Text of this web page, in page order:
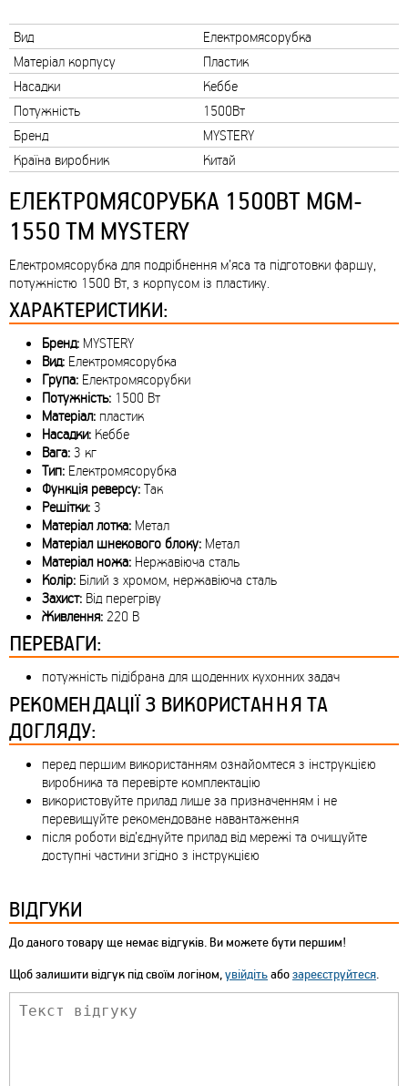
Вид
Електромясорубка
Матеріал корпусу
Пластик
Насадки
Кеббе
Потужність
1500Вт
Бренд
MYSTERY
Країна виробник
Китай
ЕЛЕКТРОМЯСОРУБКА 1500ВТ MGM-
1550 ТМ MYSTERY
Електромясорубка для подрібнення м’яса та підготовки фаршу,
потужністю 1500 Вт, з корпусом із пластику.
ХАРАКТЕРИСТИКИ:
Бренд: MYSTERY
Вид: Електромясорубка
Група: Електромясорубки
Потужність: 1500 Вт
Матеріал: пластик
Насадки: Кеббе
Вага: 3 кг
Тип: Електромясорубка
Функція реверсу: Так
Решітки: 3
Матеріал лотка: Метал
Матеріал шнекового блоку: Метал
Матеріал ножа: Нержавіюча сталь
Колір: Білий з хромом, нержавіюча сталь
Захист: Від перегріву
Живлення: 220 В
ПЕРЕВАГИ:
потужність підібрана для щоденних кухонних задач
РЕКОМЕНДАЦІЇ З ВИКОРИСТАННЯ ТА
ДОГЛЯДУ:
перед першим використанням ознайомтеся з інструкцією
виробника та перевірте комплектацію
використовуйте прилад лише за призначенням і не
перевищуйте рекомендоване навантаження
після роботи від’єднуйте прилад від мережі та очищуйте
доступні частини згідно з інструкцією
ВІДГУКИ
До даного товару ще немає відгуків. Ви можете бути першим!
Щоб залишити відгук під своїм логіном,увійдітьабозареєструйтеся.